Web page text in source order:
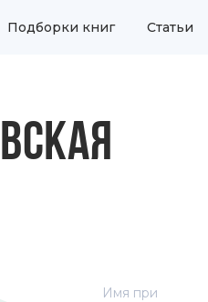
Подборки книг Статьи
Имя при